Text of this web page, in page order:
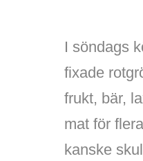
I söndags
fixade
frukt, bär,
mat för
kanske